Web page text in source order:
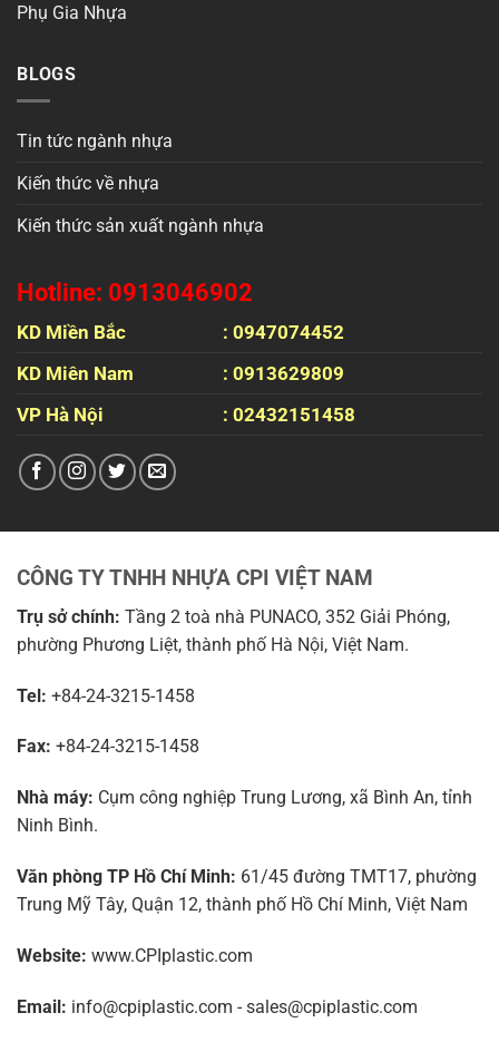
Phụ Gia Nhựa
BLOGS
Tin tức ngành nhựa
Kiến thức về nhựa
Kiến thức sản xuất ngành nhựa
Hotline: 0913046902
KD Miền Bắc
: 0947074452
KD Miên Nam
: 0913629809
VP Hà Nội
: 02432151458
CÔNG TY TNHH NHỰA CPI VIỆT NAM
Trụ sở chính: Tầng 2 toà nhà PUNACO, 352 Giải Phóng,
phường Phương Liệt, thành phố Hà Nội, Việt Nam.
Tel: +84-24-3215-1458
Fax: +84-24-3215-1458
Nhà máy: Cụm công nghiệp Trung Lương, xã Bình An, tỉnh
Ninh Bình.
Văn phòng TP Hồ Chí Minh: 61/45 đường TMT17, phường
Trung Mỹ Tây, Quận 12, thành phố Hồ Chí Minh, Việt Nam
Website: www.CPIplastic.com
Email: info@cpiplastic.com - sales@cpiplastic.com